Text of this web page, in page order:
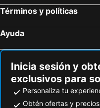
Arriendo Diario En La
Sector Enjoy Premium Frente al Mar
Términos y políticas
Ayuda
Inicia sesión y
exclusivos para
Personaliza tu
Obtén ofertas y